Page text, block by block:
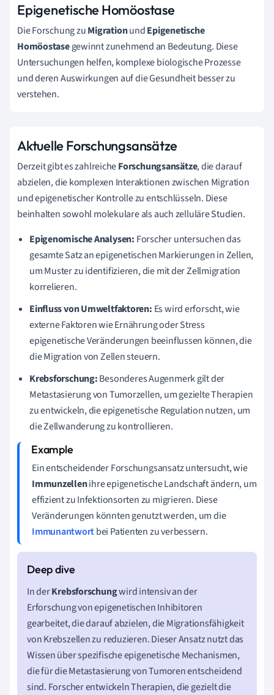
Epigenetische Homöostase
Die Forschung zuMigrationundEpigenetische
Homöostasegewinnt zunehmend an Bedeutung. Diese
Untersuchungen helfen, komplexe biologische Prozesse
und deren Auswirkungen auf die Gesundheit besser zu
verstehen.
Aktuelle Forschungsansätze
Derzeit gibt es zahlreicheForschungsansätze, die darauf
abzielen, die komplexen Interaktionen zwischen Migration
und epigenetischer Kontrolle zu entschlüsseln. Diese
beinhalten sowohl molekulare als auch zelluläre Studien.
Epigenomische Analysen: Forscher untersuchen das
gesamte Satz an epigenetischen Markierungen in Zellen,
um Muster zu identifizieren, die mit der Zellmigration
korrelieren.
Einfluss von Umweltfaktoren: Es wird erforscht, wie
externe Faktoren wie Ernährung oder Stress
epigenetische Veränderungen beeinflussen können, die
die Migration von Zellen steuern.
Krebsforschung:Besonderes Augenmerk gilt der
Metastasierung von Tumorzellen, um gezielte Therapien
zu entwickeln, die epigenetische Regulation nutzen, um
die Zellwanderung zu kontrollieren.
Ein entscheidender Forschungsansatz untersucht, wie
Immunzellenihre epigenetische Landschaft ändern, um
effizient zu Infektionsorten zu migrieren. Diese
Veränderungen könnten genutzt werden, um die
Immunantwortbei Patienten zu verbessern.
In derKrebsforschungwird intensiv an der
Erforschung von epigenetischen Inhibitoren
gearbeitet, die darauf abzielen, die Migrationsfähigkeit
von Krebszellen zu reduzieren. Dieser Ansatz nutzt das
Wissen über spezifische epigenetische Mechanismen,
die für die Metastasierung von Tumoren entscheidend
sind. Forscher entwickeln Therapien, die gezielt die